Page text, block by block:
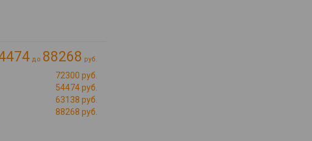
до 88268 руб.
72300 руб.
54474 руб.
63138 руб.
88268 руб.